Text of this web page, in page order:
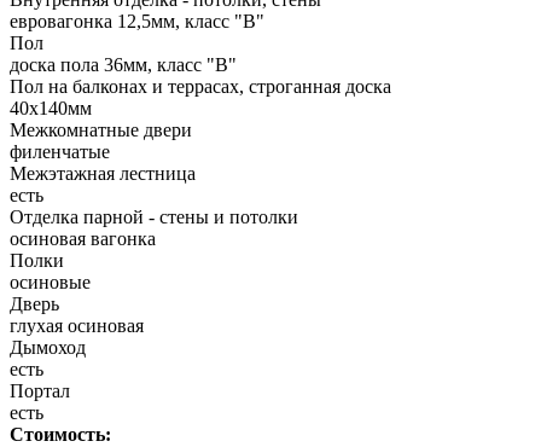
евровагонка 12,5мм, класс "В"
Пол
доска пола 36мм, класс "B"
Пол на балконах и террасах, строганная доска
40x140мм
Межкомнатные двери
филенчатые
Межэтажная лестница
есть
Отделка парной - стены и потолки
осиновая вагонка
Полки
осиновые
Дверь
глухая осиновая
Дымоход
есть
Портал
есть
Стоимость: